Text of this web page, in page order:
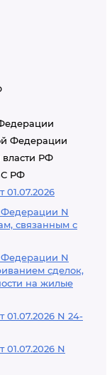
Федерации
власти РФ
РФ
Федерации N
связанным с
Федерации N
сделок,
на жилые
N 24-
N